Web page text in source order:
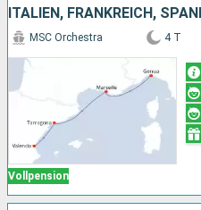
ITALIEN, FRANKREICH,
Vollpension
MSC Orchestra 4 T